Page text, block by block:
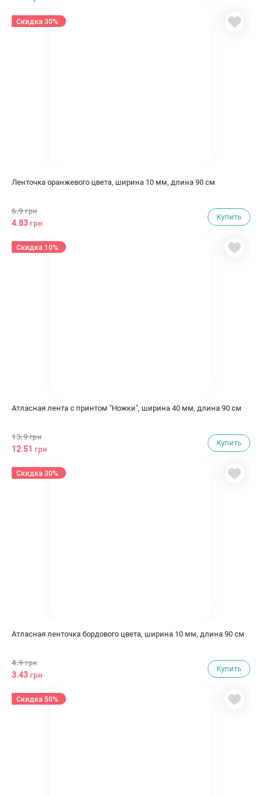
Ленточка оранжевого цвета, ширина 10 мм, длина 90 см
6.9грн
4.83 грн
Купить
Скидка 30%
Атласная лента с принтом "Ножки", ширина 40 мм, длина 90 см
13.9грн
12.51 грн
Купить
Скидка 10%
Атласная ленточка бордового цвета, ширина 10 мм, длина 90 см
4.9грн
3.43 грн
Купить
Скидка 30%
Скидка 50%